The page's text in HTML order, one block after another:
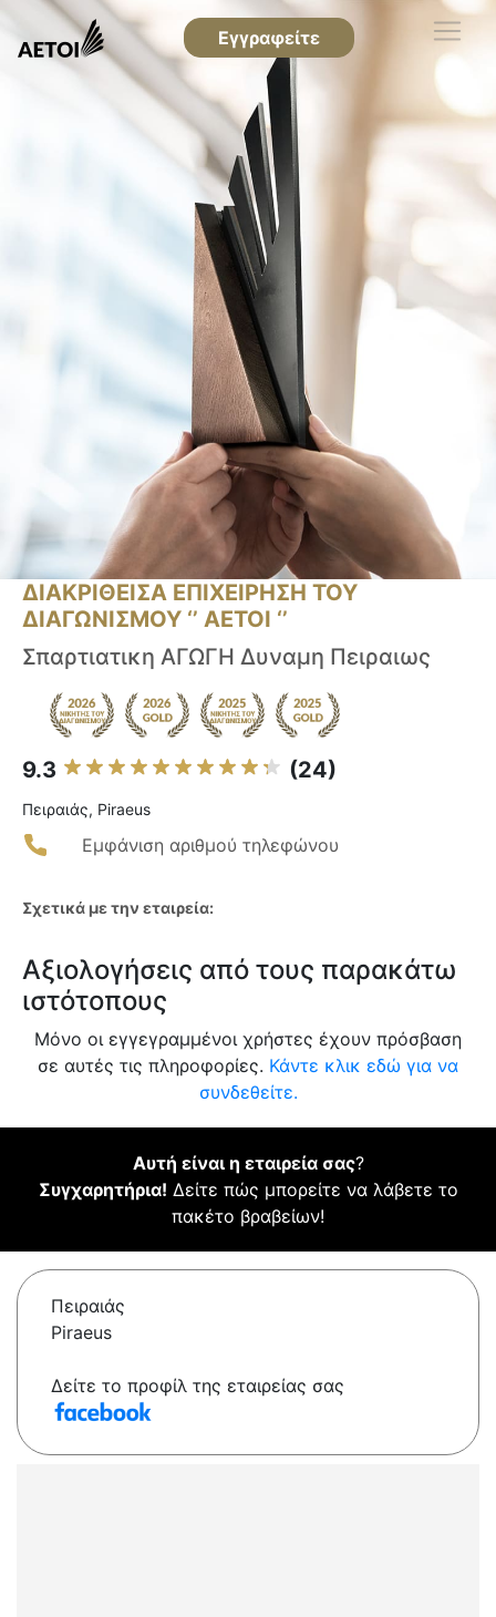
Εγγραφείτε
ΔΙΑΚΡΙΘΕΙΣΑ ΕΠΙΧΕΙΡΗΣΗ ΤΟΥ
ΔΙΑΓΩΝΙΣΜΟΥ ‘’ ΑΕΤΟΙ ‘’
Σπαρτιατικη ΑΓΩΓΗ Δυναμη Πειραιως
9.3 (24)
Πειραιάς, Piraeus
Εμφάνιση αριθμού τηλεφώνου
Σχετικά με την εταιρεία:
Αξιολογήσεις από τους παρακάτω
ιστότοπους
Μόνο οι εγγεγραμμένοι χρήστες έχουν πρόσβαση
σε αυτές τις πληροφορίες. Κάντε κλικ εδώ για να
συνδεθείτε.
Αυτή είναι η εταιρεία σας?
Συγχαρητήρια! Δείτε πώς μπορείτε να λάβετε το
πακέτο βραβείων!
Πειραιάς
Piraeus
Δείτε το προφίλ της εταιρείας σας